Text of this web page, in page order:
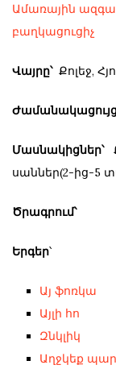
Ամառային
բաղկացուցիչ
Վայրը՝ Քոլեջ,
Մասնակիցներ՝
սաններ(2-ից-5
Ծրագրում՝
Երգեր՝
Այ ֆոռկա
Այլի հո
Զնկլիկ
Աղջկեք